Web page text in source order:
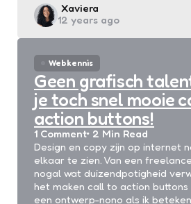
Posted
by
Xaviera
12 years ago
Webkennis
Geen grafisch
je toch snel mooie
action buttons!
1 Comment 2 Min Read
Design en copy zijn op internet
elkaar te zien. Van een
nogal wat duizendpotigheid
het maken call to action buttons
een ontwerp-nono als ik